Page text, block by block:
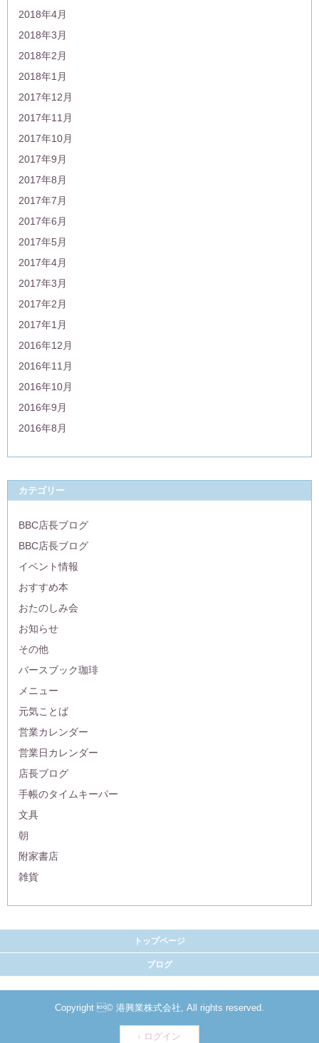
2018年4月
2018年3月
2018年2月
2018年1月
2017年12月
2017年11月
2017年10月
2017年9月
2017年8月
2017年7月
2017年6月
2017年5月
2017年4月
2017年3月
2017年2月
2017年1月
2016年12月
2016年11月
2016年10月
2016年9月
2016年8月
カテゴリー
BBC店長ブログ
BBC店長ブログ
イベント情報
おすすめ本
おたのしみ会
お知らせ
その他
バースブック珈琲
メニュー
元気ことば
営業カレンダー
営業日カレンダー
店長ブログ
手帳のタイムキーパー
文具
朝
附家書店
雑貨
トップページ
ブログ
Copyright © 港興業株式会社, All rights reserved.
ログイン